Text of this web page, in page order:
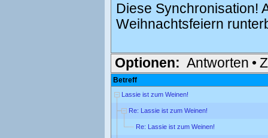
Diese Synchronisation!
Weihnachtsfeiern
Optionen: Antworten •
Betreff
Lassie ist zum Weinen!
Re: Lassie ist zum Weinen!
Re: Lassie ist zum Weinen!